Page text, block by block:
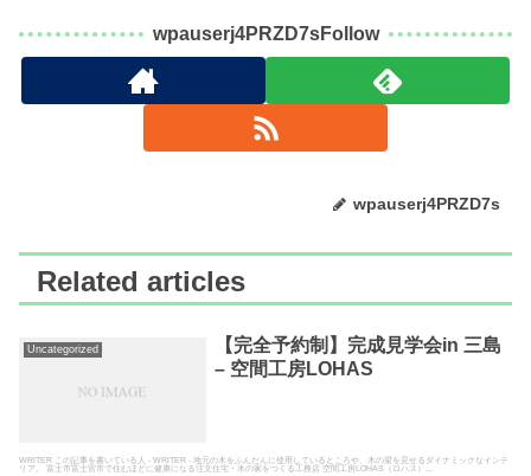
wpauserj4PRZD7sFollow
wpauserj4PRZD7s
Related articles
Uncategorized
【完全予約制】完成見学会in 三島
– 空間工房LOHAS
WRITER この記事を書いている人 - WRITER - 地元の木をふんだんに使用しているところや、木の梁を見せるダイナミックなインテ
リア。 富士市富士宮市で住むほどに健康になる注文住宅・木の家をつくる工務店 空間工房LOHAS（ロハス）...